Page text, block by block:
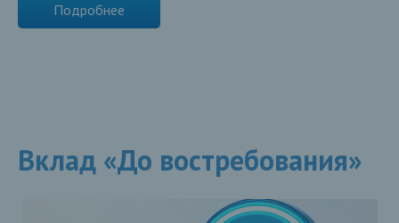
Подробнее
Вклад «До востребования»